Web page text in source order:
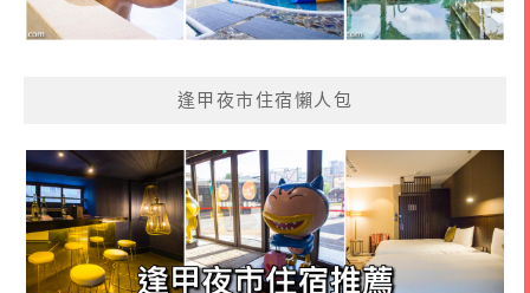
逢甲夜市住宿懶人包